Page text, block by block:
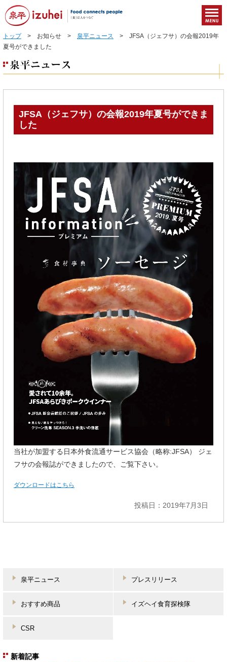
トップ> お知らせ > 泉平ニュース > JFSA（ジェフサ）の会報2019年
夏号ができました
JFSA（ジェフサ）の会報2019年夏号ができま
した
当社が加盟する日本外食流通サービス協会（略称:JFSA） ジェ
フサの会報誌ができましたので、ご覧下さい。
ダウンロードはこちら
投稿日：2019年7月3日
泉平ニュース プレスリリース
おすすめ商品 イズヘイ食育探検隊
CSR
新着記事